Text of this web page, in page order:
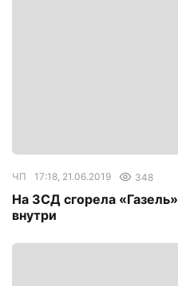
ЧП 17:18, 21.06.2019 348
На ЗСД сгорела
внутри